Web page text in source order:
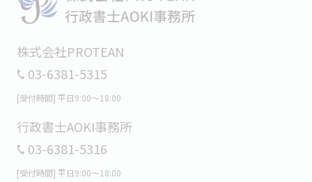
株式会社PROTEAN
03-6381-5315
[受付時間] 平日9:00～18:00
行政書士AOKI事務所
03-6381-5316
[受付時間] 平日9:00～18:00